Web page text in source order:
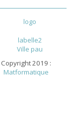
Copyright 2019 :
Matformatique